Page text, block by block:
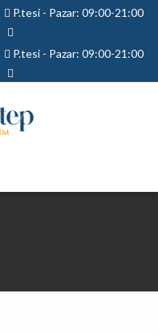
P.tesi - Pazar: 09:00-21:00
P.tesi - Pazar: 09:00-21:00